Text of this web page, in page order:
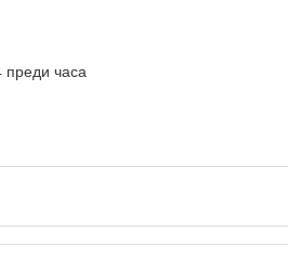
преди часа